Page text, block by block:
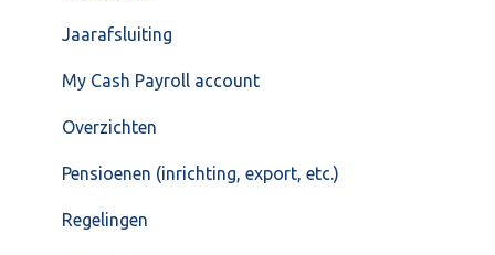
Jaarafsluiting
My Cash Payroll account
Overzichten
Pensioenen (inrichting, export, etc.)
Regelingen